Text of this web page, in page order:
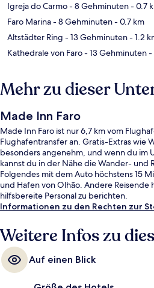
Igreja do Carmo- 8 Gehminuten- 0.7
Faro Marina- 8 Gehminuten- 0.7 km
Altstädter Ring - 13 Gehminuten- 1.2
Kathedrale von Faro- 13 Gehminuten-
Mehr zu dieser
Made Inn Faro
Made Inn Faro ist nur 6,7 km vom
Flughafentransfer an. Gratis-Extras wie
besonders angenehm, und wenn du im
kannst du in der Nähe die Wander- und
Folgendes mit dem Auto höchstens 15
und Hafen von Olhão. Andere Reisende
hilfsbereite Personal zu berichten.
Informationen zu den Rechten zur
Weitere Infos zu
Auf einen Blick